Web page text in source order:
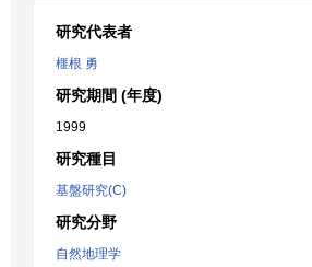
研究代表者
榧根 勇
研究期間 (年度)
1999
研究種目
基盤研究(C)
研究分野
自然地理学